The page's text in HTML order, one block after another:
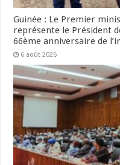
Guinée : Le Premier
représente le Président
66ème anniversaire de
6 août 2026